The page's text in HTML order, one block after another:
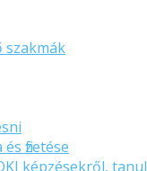
szakmák
fizetése
képzésekről,